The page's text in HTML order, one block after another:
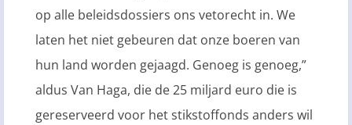
op alle beleidsdossiers ons vetorecht in. We
laten het niet gebeuren dat onze boeren van
hun land worden gejaagd. Genoeg is genoeg,”
aldus Van Haga, die de 25 miljard euro die is
gereserveerd voor het stikstoffonds anders wil